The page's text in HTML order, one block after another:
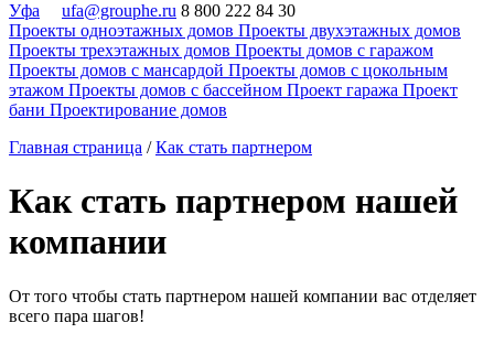
Уфа ufa@grouphe.ru 8 800 222 84 30
Проекты одноэтажных домов Проекты двухэтажных домов
Проекты трехэтажных домов Проекты домов с гаражом
Проекты домов с мансардой Проекты домов с цокольным
этажом Проекты домов с бассейном Проект гаража Проект
бани Проектирование домов
Главная страница / Как стать партнером
Как стать партнером нашей
компании
От того чтобы стать партнером нашей компании вас отделяет
всего пара шагов!